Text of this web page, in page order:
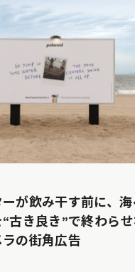
ーが飲み干す前に、
古き良き”で終わら
の街角広告